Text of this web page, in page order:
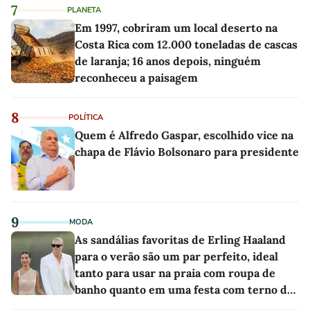
7 PLANETA
Em 1997, cobriram um local deserto na
Costa Rica com 12.000 toneladas de cascas
de laranja; 16 anos depois, ninguém
reconheceu a paisagem
8 POLÍTICA
Quem é Alfredo Gaspar, escolhido vice na
chapa de Flávio Bolsonaro para presidente
9 MODA
As sandálias favoritas de Erling Haaland
para o verão são um par perfeito, ideal
tanto para usar na praia com roupa de
banho quanto em uma festa com terno de